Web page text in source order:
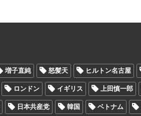
増子直純 怒髪天 ヒルトン名古屋
ロンドン イギリス 上田慎一郎
日本共産党 韓国 ベトナム